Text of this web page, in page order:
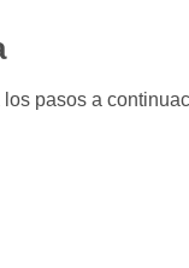
pasos a